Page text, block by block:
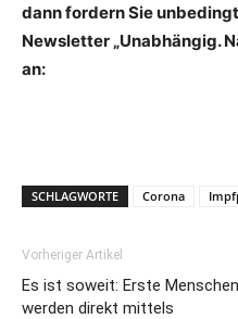
dann fordern Sie
Newsletter „Unabhängig.
an:
SCHLAGWORTE Corona
Vorheriger Artikel
Es ist soweit: Erste Menschen
werden direkt mittels